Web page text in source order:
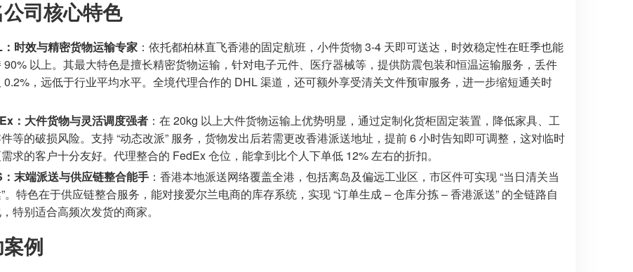
司核心特色
时效与精密货物运输专家 ：依托都柏林直飞香港的固定航班，小件货物 3-4 天即可送达，时效稳定性在旺季也能
90% 以上。其最大特色是擅长精密货物运输，针对电子元件、医疗器械等，提供防震包装和恒温运输服务，丢件
0.2%，远低于行业平均水平。全境代理合作的 DHL 渠道，还可额外享受清关文件预审服务，进一步缩短通关时
：大件货物与灵活调度强者 ：在 20kg 以上大件货物运输上优势明显，通过定制化货柜固定装置，降低家具、工
等的破损风险。支持 “动态改派” 服务，货物发出后若需更改香港派送地址，提前 6 小时告知即可调整，这对临时
求的客户十分友好。代理整合的 FedEx 仓位，能拿到比个人下单低 12% 左右的折扣。
末端派送与供应链整合能手 ：香港本地派送网络覆盖全港，包括离岛及偏远工业区，市区件可实现 “当日清关当
。特色在于供应链整合服务，能对接爱尔兰电商的库存系统，实现 “订单生成 – 仓库分拣 – 香港派送” 的全链路自
特别适合高频次发货的商家。
例